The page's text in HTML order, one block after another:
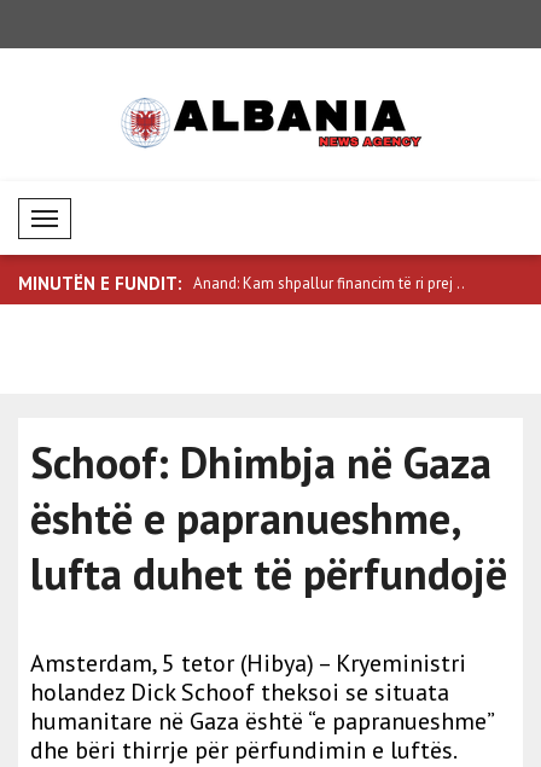
Mobil Menü
MINUTËN E FUNDIT:
financim të ri prej .. Trump: Në kundërshtim me
Schoof: Dhimbja në Gaza
është e papranueshme,
lufta duhet të përfundojë
Amsterdam, 5 tetor (Hibya) – Kryeministri
holandez Dick Schoof theksoi se situata
humanitare në Gaza është “e papranueshme”
dhe bëri thirrje për përfundimin e luftës.